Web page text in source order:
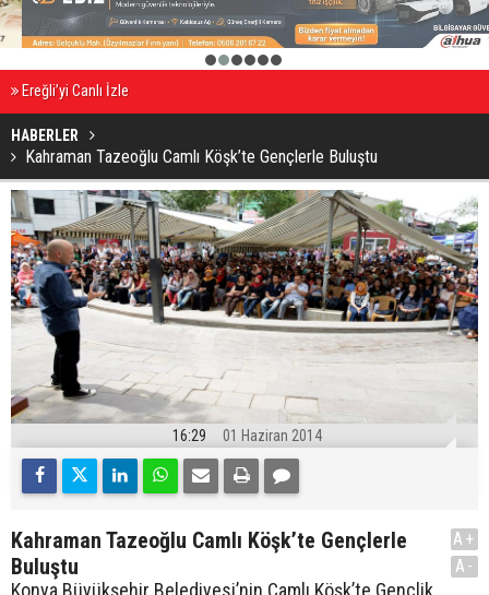
2 3 4 5 6
Ereğli’yi Canlı İzle
HABERLER
Kahraman Tazeoğlu Camlı Köşk’te Gençlerle Buluştu
16:29 01 Haziran 2014
Kahraman Tazeoğlu Camlı Köşk’te Gençlerle
Buluştu
A+
A-